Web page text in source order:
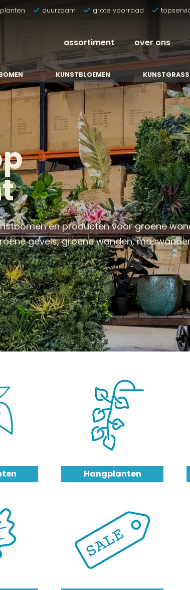
duurzaam grote voorraad
assortiment over ons
KUNSTBLOEMEN
en producten voor groene
gevels, groene wanden,
KUNSTBLOEMEN
Hangplanten